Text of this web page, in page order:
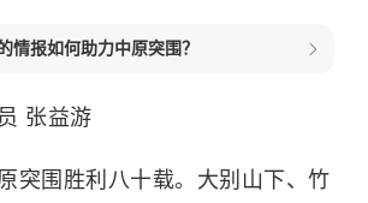
情报如何助力中原突围？
张益游
突围胜利八十载。大别山下、竹